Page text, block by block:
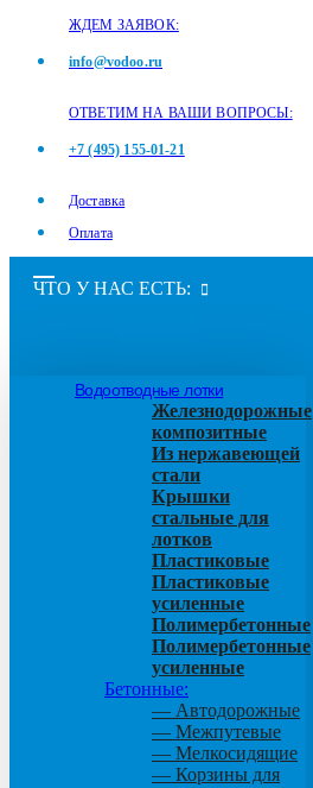
ЖДЕМ ЗАЯВОК:
info@vodoo.ru
ОТВЕТИМ НА ВАШИ ВОПРОСЫ:
+7 (495) 155-01-21
Доставка
Оплата
ЧТО У НАС ЕСТЬ:
Водоотводные лотки
Железнодорожные
композитные
Из нержавеющей
стали
Крышки
стальные для
лотков
Пластиковые
Пластиковые
усиленные
Полимербетонные
Полимербетонные
усиленные
Бетонные:
— Автодорожные
— Межпутевые
— Мелкосидящие
— Корзины для